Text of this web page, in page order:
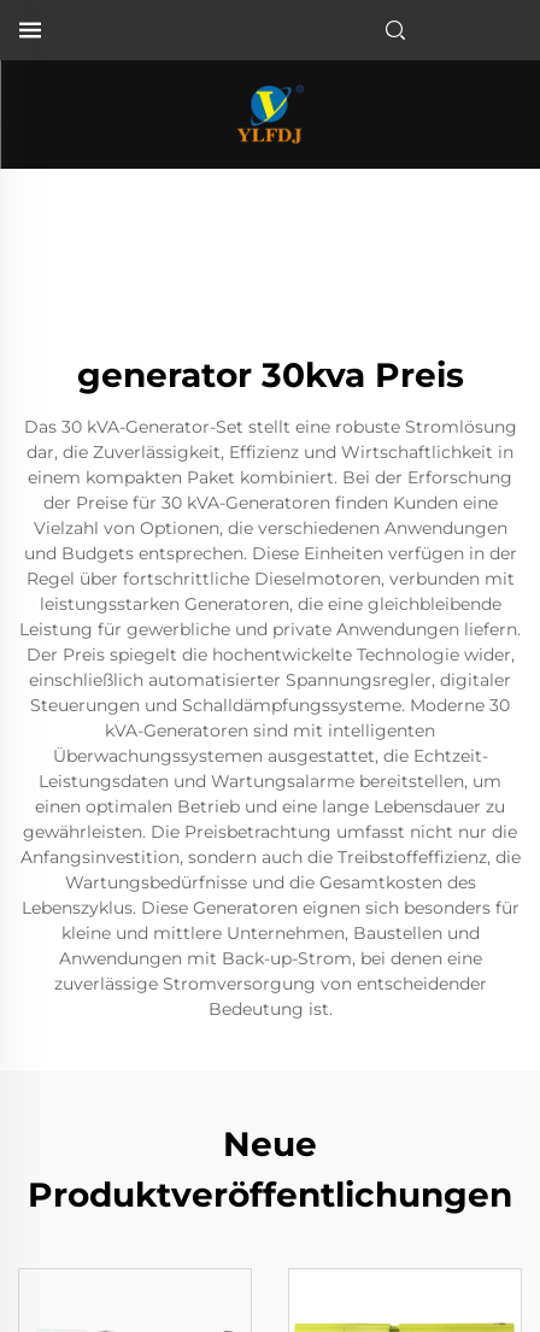
generator 30kva Preis
Das 30 kVA-Generator-Set stellt eine robuste Stromlösung
dar, die Zuverlässigkeit, Effizienz und Wirtschaftlichkeit in
einem kompakten Paket kombiniert. Bei der Erforschung
der Preise für 30 kVA-Generatoren finden Kunden eine
Vielzahl von Optionen, die verschiedenen Anwendungen
und Budgets entsprechen. Diese Einheiten verfügen in der
Regel über fortschrittliche Dieselmotoren, verbunden mit
leistungsstarken Generatoren, die eine gleichbleibende
Leistung für gewerbliche und private Anwendungen liefern.
Der Preis spiegelt die hochentwickelte Technologie wider,
einschließlich automatisierter Spannungsregler, digitaler
Steuerungen und Schalldämpfungssysteme. Moderne 30
kVA-Generatoren sind mit intelligenten
Überwachungssystemen ausgestattet, die Echtzeit-
Leistungsdaten und Wartungsalarme bereitstellen, um
einen optimalen Betrieb und eine lange Lebensdauer zu
gewährleisten. Die Preisbetrachtung umfasst nicht nur die
Anfangsinvestition, sondern auch die Treibstoffeffizienz, die
Wartungsbedürfnisse und die Gesamtkosten des
Lebenszyklus. Diese Generatoren eignen sich besonders für
kleine und mittlere Unternehmen, Baustellen und
Anwendungen mit Back-up-Strom, bei denen eine
zuverlässige Stromversorgung von entscheidender
Bedeutung ist.
Neue
Produktveröffentlichungen